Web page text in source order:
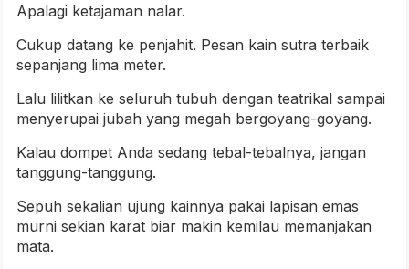
Apalagi ketajaman nalar.
Cukup datang ke penjahit. Pesan kain sutra terbaik
sepanjang lima meter.
Lalu lilitkan ke seluruh tubuh dengan teatrikal sampai
menyerupai jubah yang megah bergoyang-goyang.
Kalau dompet Anda sedang tebal-tebalnya, jangan
tanggung-tanggung.
Sepuh sekalian ujung kainnya pakai lapisan emas
murni sekian karat biar makin kemilau memanjakan
mata.